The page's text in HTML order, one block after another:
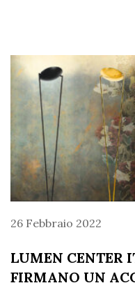
26 Febbraio 2022
LUMEN CENTER
FIRMANO UN